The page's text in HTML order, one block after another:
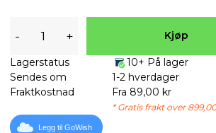
- + Kjøp
Lagerstatus
10+ På lager
Sendes om
1-2 hverdager
Fraktkostnad
Fra 89,00 kr
* Gratis frakt over
Legg til GoWish